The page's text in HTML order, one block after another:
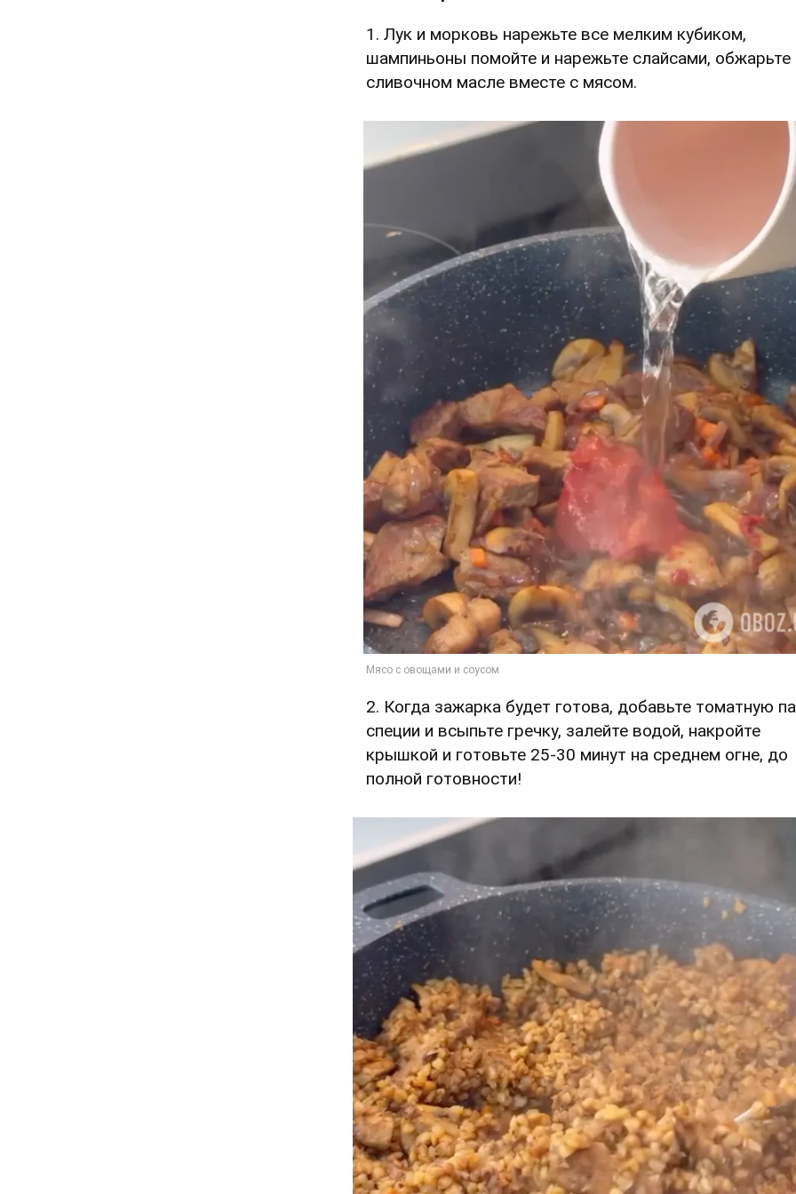
1. Лук и морковь нарежьте все мелким кубиком,
шампиньоны помойте и нарежьте слайсами, обжарьте
сливочном масле вместе с мясом.
2. Когда зажарка будет готова, добавьте томатную
специи и всыпьте гречку, залейте водой, накройте
крышкой и готовьте 25-30 минут на среднем огне, до
полной готовности!